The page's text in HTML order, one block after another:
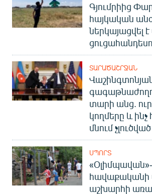
Գյումրիից
հայկական
ներկայացվել
ՏԱՐԱԾԱՇՐՋԱՆ
տարի անց. ուր
կողմերը և
մնում չլուծված
ՍՊՈՐՏ
հավաքականի
աշխարհի